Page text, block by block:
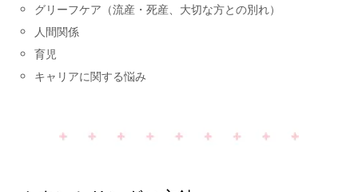
グリーフケア（流産・死産、大切な方との別れ）
人間関係
育児
キャリアに関する悩み